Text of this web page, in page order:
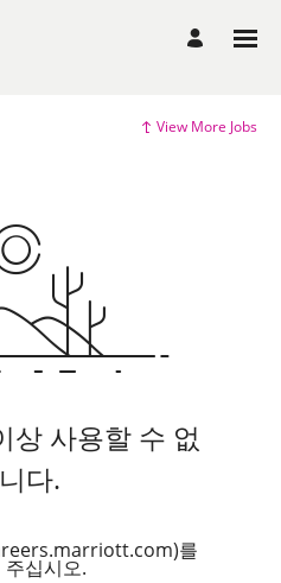
View More Jobs
상 사용할 수 없
다.
를
주십시오.